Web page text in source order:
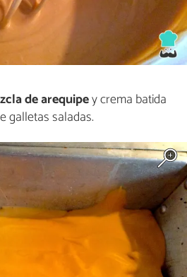
de arequipey crema batida
galletas saladas.